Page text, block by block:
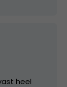
heel